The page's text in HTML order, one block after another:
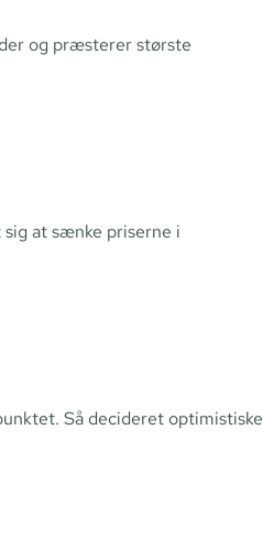
og præsterer største
at sænke priserne i
Så decideret optimistiske